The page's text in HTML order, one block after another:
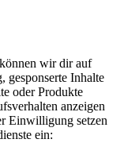
wir dir auf
gesponserte Inhalte
oder Produkte
anzeigen
Einwilligung setzen
ein: